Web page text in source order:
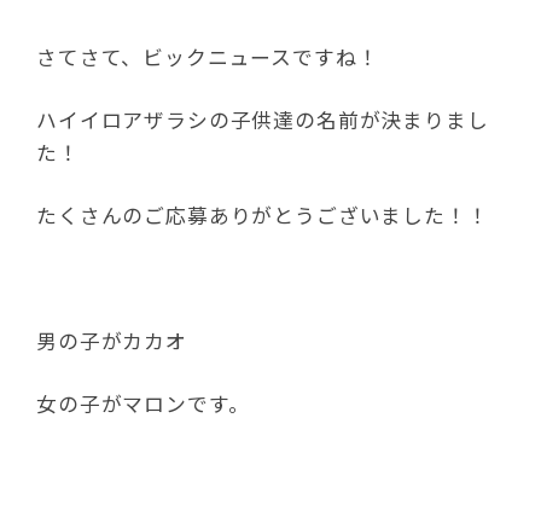
さてさて、ビックニュースですね！
ハイイロアザラシの子供達の名前が決まりまし
た！
たくさんのご応募ありがとうございました！！
男の子がカカオ
女の子がマロンです。